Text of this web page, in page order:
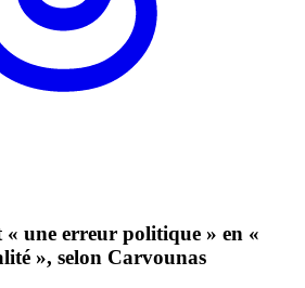
une erreur politique » en «
», selon Carvounas